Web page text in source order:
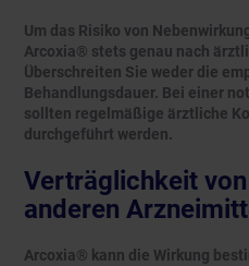
Um das Risiko von
Arcoxia® stets genau nach
Überschreiten Sie weder die
Behandlungsdauer. Bei einer
sollten regelmäßige ärztliche
durchgeführt werden.
Verträglichkeit
anderen
Arcoxia® kann die Wirkung